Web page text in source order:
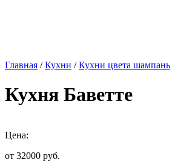
Главная /Кухни /Кухни цвета шампань
Кухня Баветте
Цена:
от 32000 руб.